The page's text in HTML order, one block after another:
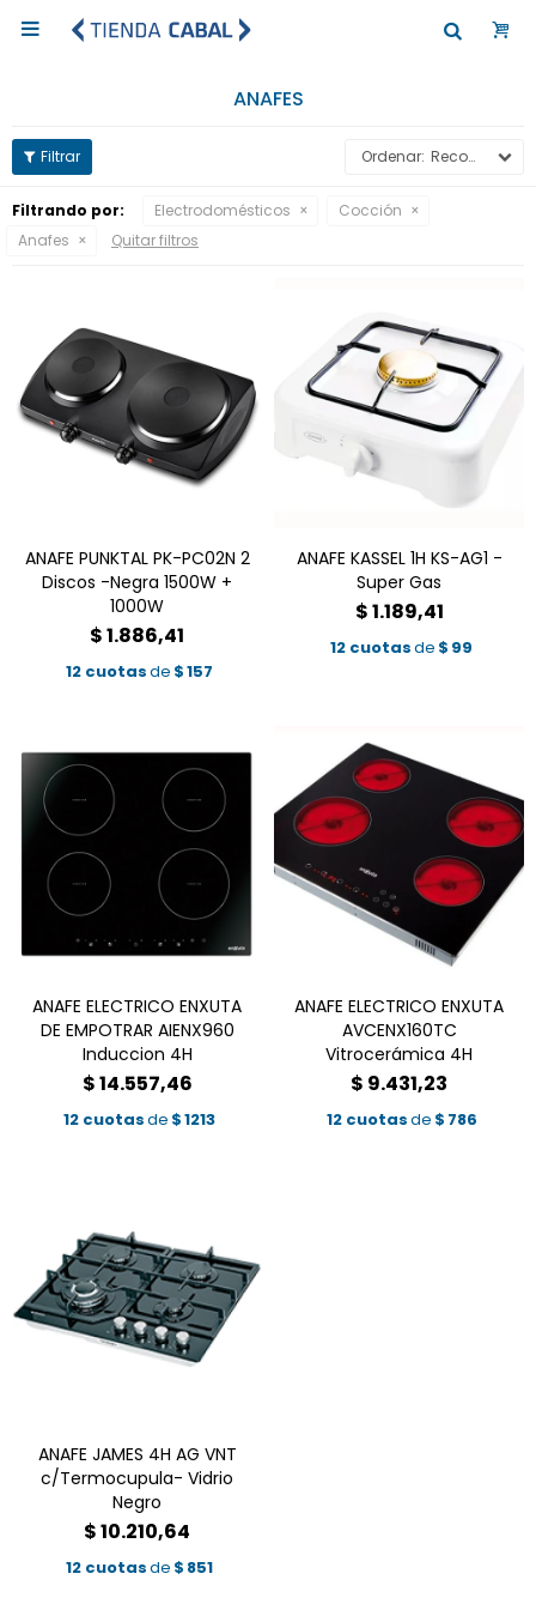

ANAFES
Recomendados
Filtrando por: Electrodomésticos
Cocción
Anafes
Quitar filtros
ANAFE PUNKTAL PK-PC02N 2
Discos -Negra 1500W +
1000W
$1.886,41
12 cuotasde $157
ANAFE KASSEL 1H KS-AG1 -
Super Gas
$1.189,41
12 cuotasde $ 99
ANAFE ELECTRICO ENXUTA
DE EMPOTRAR AIENX960
Induccion 4H
$14.557,46
12 cuotasde $1213
ANAFE ELECTRICO ENXUTA
AVCENX160TC
Vitrocerámica 4H
$ 9.431,23
12 cuotasde $ 786
ANAFE JAMES 4H AG VNT
c/Termocupula- Vidrio
Negro
$10.210,64
12 cuotasde $ 851